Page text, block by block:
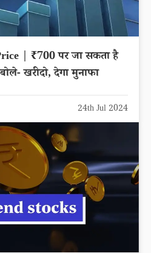
| ₹700 पर जा सकता है
खरीदो, देगा मुनाफा
24th Jul 2024